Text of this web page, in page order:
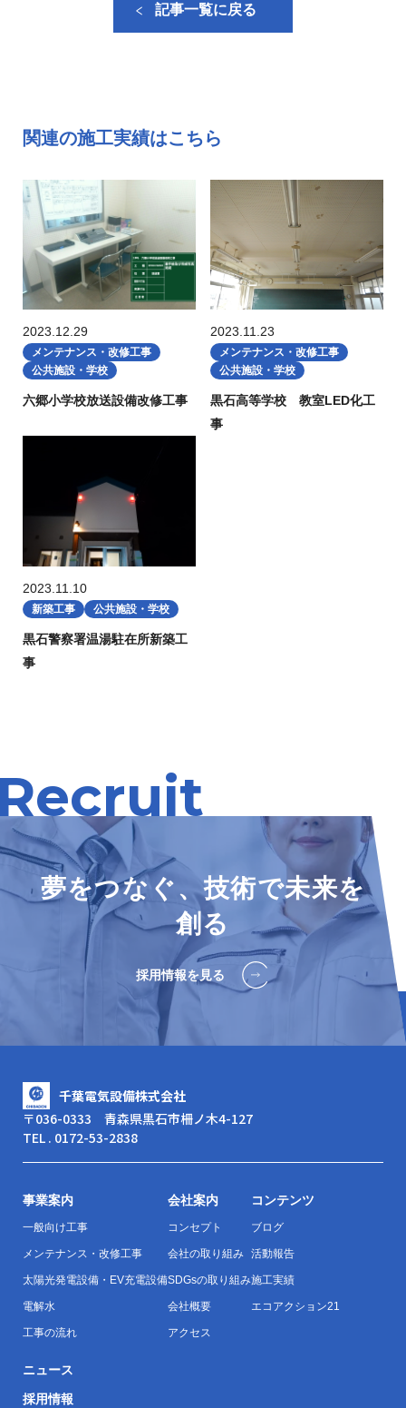
記事一覧に戻る
関連の施工実績はこちら
2023.12.29
メンテナンス・改修工事
公共施設・学校
六郷小学校放送設備改修工事
2023.11.23
メンテナンス・改修工事
公共施設・学校
黒石高等学校 教室LED化工
事
2023.11.10
新築工事 公共施設・学校
黒石警察署温湯駐在所新築工
事
夢をつなぐ、技術で未来を
創る
採用情報を見る
千葉電気設備株式会社
〒036-0333 青森県黒石市柵ノ木4-127
TEL . 0172-53-2838
事業案内
一般向け工事
メンテナンス・改修工事
太陽光発電設備・EV充電設備
電解水
工事の流れ
会社案内
コンセプト
会社の取り組み
SDGsの取り組み
会社概要
アクセス
コンテンツ
ブログ
活動報告
施工実績
エコアクション21
ニュース
採用情報